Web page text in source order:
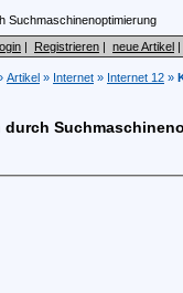
| Registrieren | neue Artikel |
Artikel » Internet » Internet 12 »